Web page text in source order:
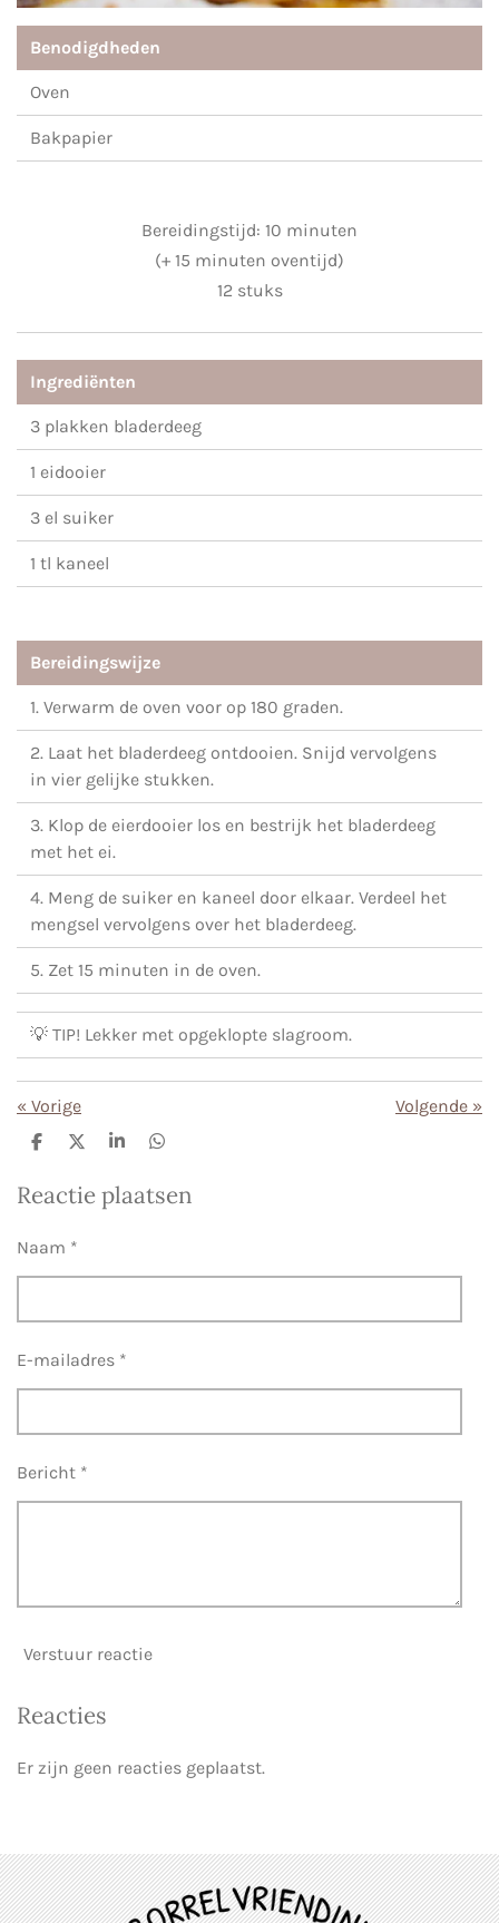
Benodigdheden
Oven
Bakpapier
Bereidingstijd: 10 minuten
(+ 15 minuten oventijd)
12 stuks
Ingrediënten
3 plakken bladerdeeg
1 eidooier
3 el suiker
1 tl kaneel
Bereidingswijze
1. Verwarm de oven voor op 180 graden.
2. Laat het bladerdeeg ontdooien. Snijd vervolgens
in vier gelijke stukken.
3. Klop de eierdooier los en bestrijk het bladerdeeg
met het ei.
4. Meng de suiker en kaneel door elkaar. Verdeel het
mengsel vervolgens over het bladerdeeg.
5. Zet 15 minuten in de oven.
💡 TIP! Lekker met opgeklopte slagroom.
« Vorige Volgende »
D
e
D
e
l
S
a
r
D
e
Reactie plaatsen
Naam *
E-mailadres *
Bericht *
Verstuur reactie
Reacties
Er zijn geen reacties geplaatst.